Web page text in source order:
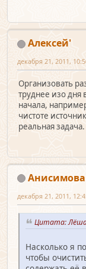
Алексей'
декабря 21, 2011,
Организовать
труднее изо дня
начала,
чистоте
реальная задача.
декабря 21, 2011,
Цитата: Лёша
Насколько я
чтобы